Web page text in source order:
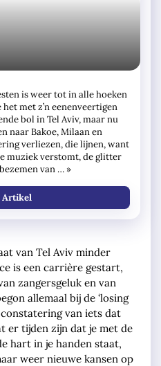
is weer tot in alle hoeken
met z’n eenenveertigen
bol in Tel Aviv, maar nu
naar Bakoe, Milaan en
verliezen, die lijnen, want
muziek verstomt, de glitter
van … »
Artikel
van Tel Aviv minder
is een carrière gestart,
zangersgeluk en van
allemaal bij de ‘losing
constatering van iets dat
er tijden zijn dat je met de
hart in je handen staat,
weer nieuwe kansen op